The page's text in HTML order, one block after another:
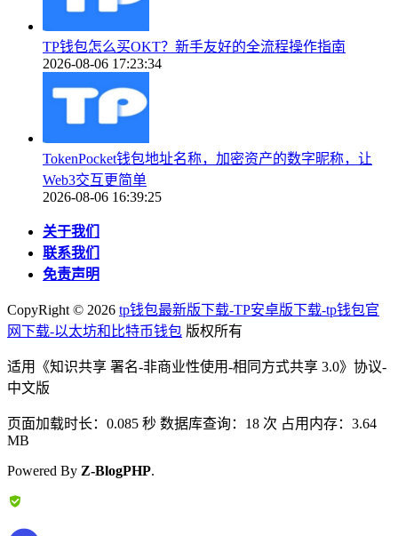
TP钱包怎么买OKT？新手友好的全流程操作指南
2026-08-06 17:23:34
TokenPocket钱包地址名称，加密资产的数字昵称，让
Web3交互更简单
2026-08-06 16:39:25
关于我们
联系我们
免责声明
CopyRight © 2026 tp钱包最新版下载-TP安卓版下载-tp钱包官
网下载-以太坊和比特币钱包 版权所有
适用《知识共享 署名-非商业性使用-相同方式共享 3.0》协议-
中文版
页面加载时长：0.085 秒 数据库查询：18 次 占用内存：3.64
MB
Powered By Z-BlogPHP.